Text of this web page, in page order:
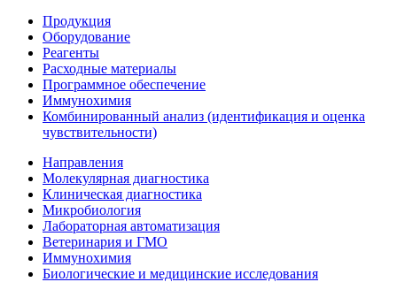
Продукция
Оборудование
Реагенты
Расходные материалы
Программное обеспечение
Иммунохимия
Комбинированный анализ (идентификация и оценка
чувствительности)
Направления
Молекулярная диагностика
Клиническая диагностика
Микробиология
Лабораторная автоматизация
Ветеринария и ГМО
Иммунохимия
Биологические и медицинские исследования